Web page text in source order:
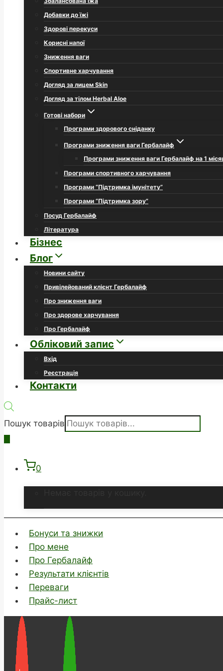
Добавки до їжі
Здорові перекуси
Корисні напої
Зниження ваги
Спортивне харчування
Догляд за лицем Skin
Догляд за тілом Herbal Aloe
Готові набори
Програми здорового сніданку
Програми зниження ваги Гербалайф
Програми зниження ваги Гербалайф на 1
Програми спортивного харчування
Програми “Підтримка імунітету”
Програми “Підтримка зору”
Посуд Гербалайф
Література
Бізнес
Блог
Новини сайту
Привілейований клієнт Гербалайф
Про зниження ваги
Про здорове харчування
Про Гербалайф
Обліковий запис
Вхід
Реєстрація
Контакти
Пошук товарів
0
Бонуси та знижки
Про мене
Про Гербалайф
Результати клієнтів
Переваги
Прайс-лист